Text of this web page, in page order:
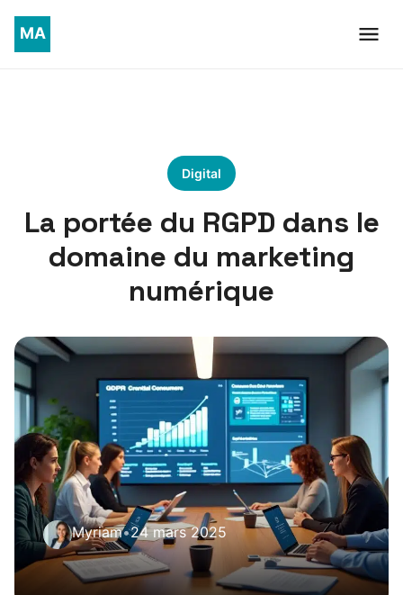
Digital
La portée du RGPD dans le
domaine du marketing
numérique
Myriam•24 mars 2025